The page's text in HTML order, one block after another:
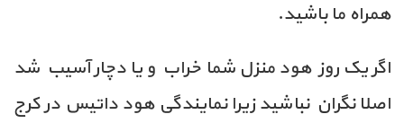
همراه ما باشید.
اگر یک روز هود منزل شما خراب و یا دچار آسیب شد
اصلا نگران نباشید زیرا نمایندگی هود داتیس در کرج